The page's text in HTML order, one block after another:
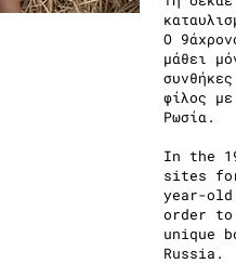
Ο
μάθει
φίλος
Ρωσία.
In the
sites for
year-
order
unique
Russia.